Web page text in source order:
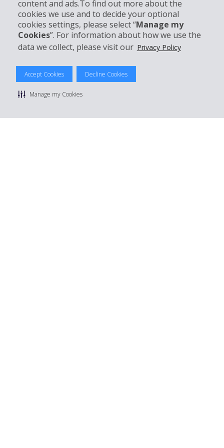
content and ads.To find out more about the
cookies we use and to decide your optional
cookies settings, please select “Manage my
Cookies”. For information about how we use the
data we collect, please visit our Privacy Policy
Accept Cookies Decline Cookies
Manage my Cookies
Customer Support
© 2026 The Hertz System, Inc.
Privacy Policy
Manage cookie preferences